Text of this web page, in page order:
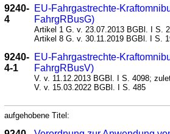
9240-
4
EU-Fahrgastrechte-
FahrgRBusG)
Artikel 1 G. v. 23.07.2013 BGBl. I S.
Artikel 8 G. v. 30.11.2019 BGBl. I S.
9240-
4-1
EU-Fahrgastrechte-
FahrgRBusV)
V. v. 11.12.2013 BGBl. I S. 4098;
V. v. 15.03.2022 BGBl. I S. 485
aufgehobene Titel: